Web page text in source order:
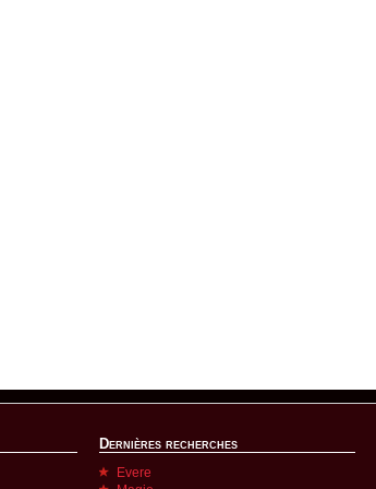
Dernières recherches
Evere